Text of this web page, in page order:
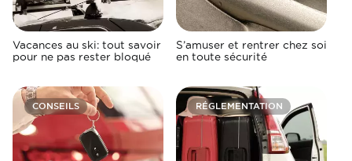
Vacances au ski: tout savoir
pour ne pas rester bloqué
S’amuser et rentrer chez soi
en toute sécurité
CONSEILS RÉGLEMENTATION